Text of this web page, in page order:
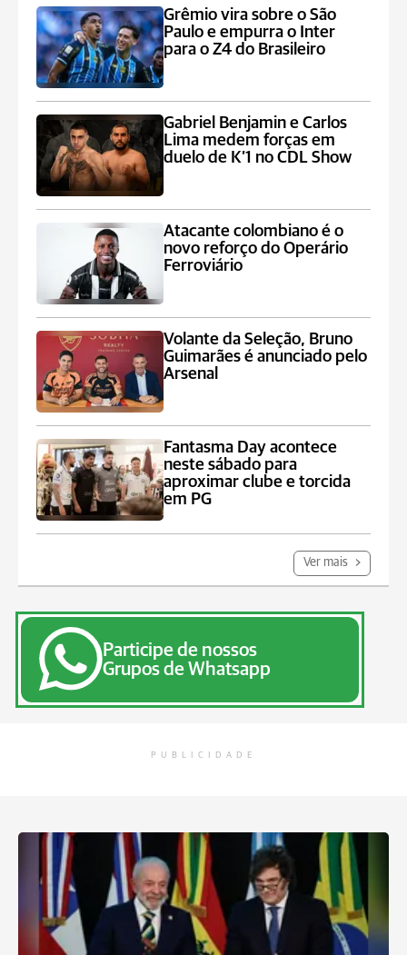
Grêmio vira sobre o São
Paulo e empurra o Inter
para o Z4 do Brasileiro
Gabriel Benjamin e Carlos
Lima medem forças em
duelo de K’1 no CDL Show
Atacante colombiano é o
novo reforço do Operário
Ferroviário
Volante da Seleção, Bruno
Guimarães é anunciado pelo
Arsenal
Fantasma Day acontece
neste sábado para
aproximar clube e torcida
em PG
Ver mais
Participe de nossos
Grupos de Whatsapp
PUBLICIDADE